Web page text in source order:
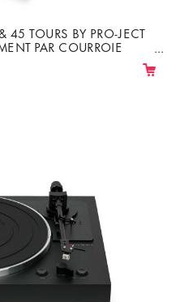
45 TOURS BY PRO-JECT
PAR COURROIE